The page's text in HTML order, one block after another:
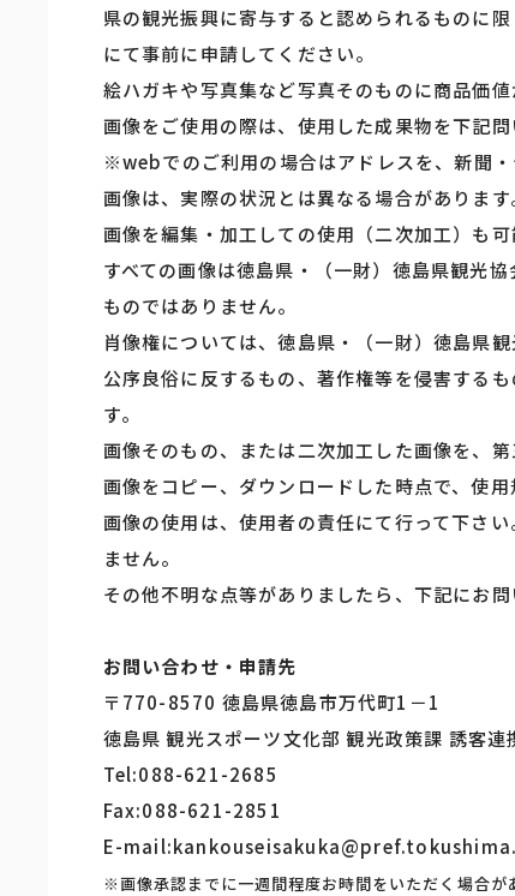
県の観光振興に寄与すると認められるものに
にて事前に申請してください。
絵ハガキや写真集など写真そのものに商品価
画像をご使用の際は、使用した成果物を下記問
※webでのご利用の場合はアドレスを、新聞
画像は、実際の状況とは異なる場合がありま
画像を編集・加工しての使用（二次加工）も
すべての画像は徳島県・（一財）徳島県観光
ものではありません。
肖像権については、徳島県・（一財）徳島県観
公序良俗に反するもの、著作権等を侵害する
す。
画像そのもの、または二次加工した画像を、
画像をコピー、ダウンロードした時点で、使
画像の使用は、使用者の責任にて行って下さ
ません。
その他不明な点等がありましたら、下記にお問
お問い合わせ・申請先
〒770-8570 徳島県徳島市万代町1－1
徳島県 観光スポーツ文化部 観光政策課 誘客連
Tel:088-621-2685
Fax:088-621-2851
E-
※画像承認までに一週間程度お時間をいただく場合が